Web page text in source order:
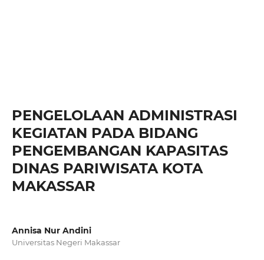
PENGELOLAAN ADMINISTRASI
KEGIATAN PADA BIDANG
PENGEMBANGAN KAPASITAS
DINAS PARIWISATA KOTA
MAKASSAR
Annisa Nur Andini
Universitas Negeri Makassar